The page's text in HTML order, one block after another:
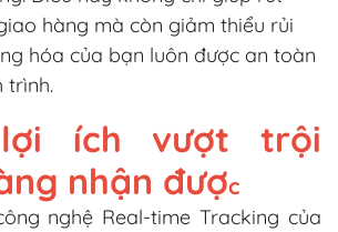
hàng mà còn giảm thiểu rủi
hóa của bạn luôn được an toàn
trình.
lợi ích vượt trội
nhận được
nghệ Real-time Tracking của